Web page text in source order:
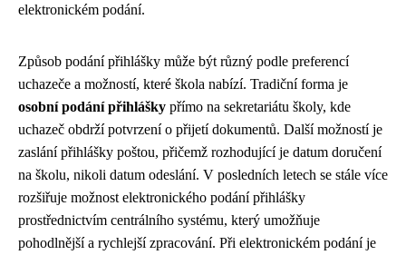
elektronickém podání.
Způsob podání přihlášky může být různý podle preferencí
uchazeče a možností, které škola nabízí. Tradiční forma je
osobní podání přihlášky přímo na sekretariátu školy, kde
uchazeč obdrží potvrzení o přijetí dokumentů. Další možností je
zaslání přihlášky poštou, přičemž rozhodující je datum doručení
na školu, nikoli datum odeslání. V posledních letech se stále více
rozšiřuje možnost elektronického podání přihlášky
prostřednictvím centrálního systému, který umožňuje
pohodlnější a rychlejší zpracování. Při elektronickém podání je